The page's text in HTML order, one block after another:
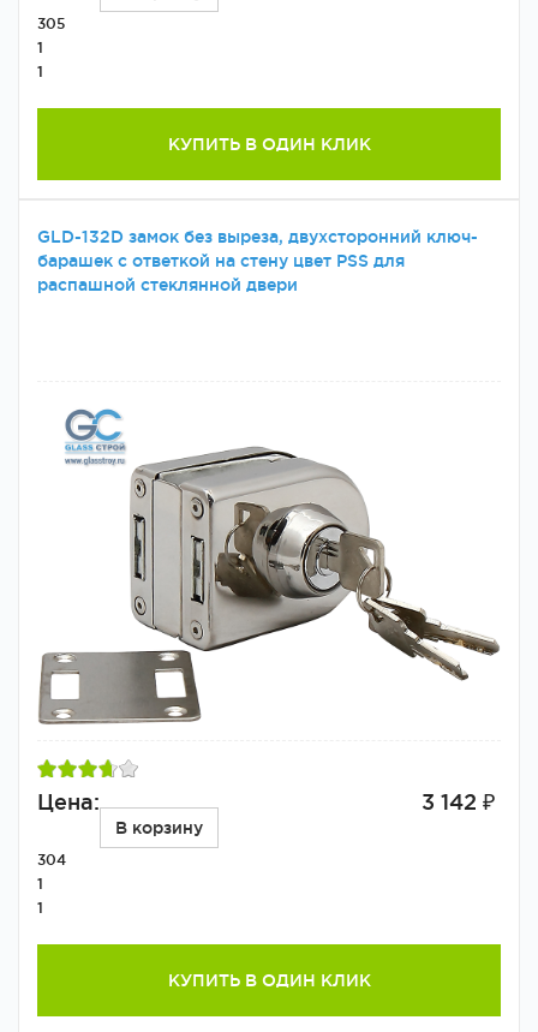
305
1
1
КУПИТЬ В ОДИН КЛИК
GLD-132D замок без выреза, двухсторонний ключ-
барашек с ответкой на стену цвет PSS для
распашной стеклянной двери
Цена: 3 142 ₽
В корзину
304
1
1
КУПИТЬ В ОДИН КЛИК